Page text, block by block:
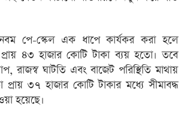
নবম পে-স্কেল এক ধাপে কার্যকর করা হলে
৪৩ হাজার কোটি টাকা ব্যয় হতো। তবে
রাজস্ব ঘাটতি এবং বাজেট পরিস্থিতি মাথায়
৩৭ হাজার কোটি টাকার মধ্যে সীমাবদ্ধ
হয়েছে।